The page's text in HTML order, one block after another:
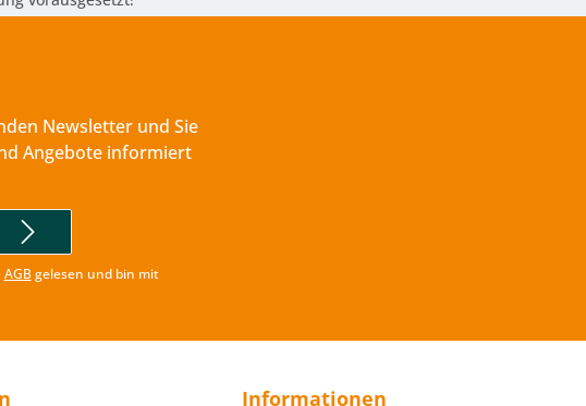
Newsletter und Sie
Angebote informiert
AGBgelesen und bin mit
Informationen